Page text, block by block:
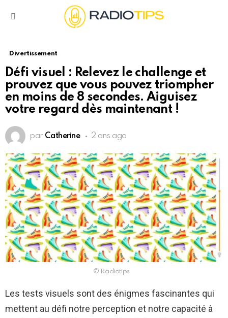
Divertissement
Défi visuel : Relevez le challenge et
prouvez que vous pouvez triompher
en moins de 8 secondes. Aiguisez
votre regard dès maintenant !
par Catherine 2 ans ago
© Radiotips
Les tests visuels sont des énigmes fascinantes qui
mettent au défi notre perception et notre capacité à